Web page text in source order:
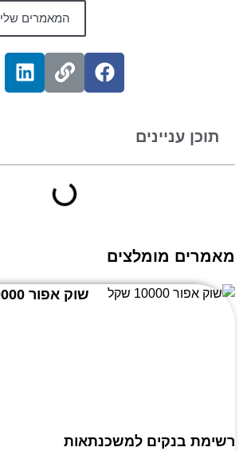
המאמרים שלי
תוכן עניינים
מאמרים מומלצים
שוק אפור 10000 שקל
רשימת בנקים למשכנתאות